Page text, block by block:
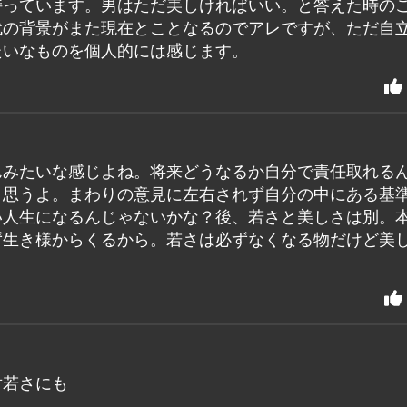
背景がまた現在とことなるのでアレですが、ただ自
なものを個人的には感じます。
たいな感じよね。将来どうなるか自分で責任取れる
うよ。まわりの意見に左右されず自分の中にある基
生になるんじゃないかな？後、若さと美しさは別。
き様からくるから。若さは必ずなくなる物だけど美
さにも